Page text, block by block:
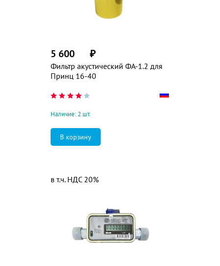
Фильтр акустический ФА-1.2 для
Принц 16-40
5 600 ₽
Наличие: 2 шт.
в т.ч. НДС 20%